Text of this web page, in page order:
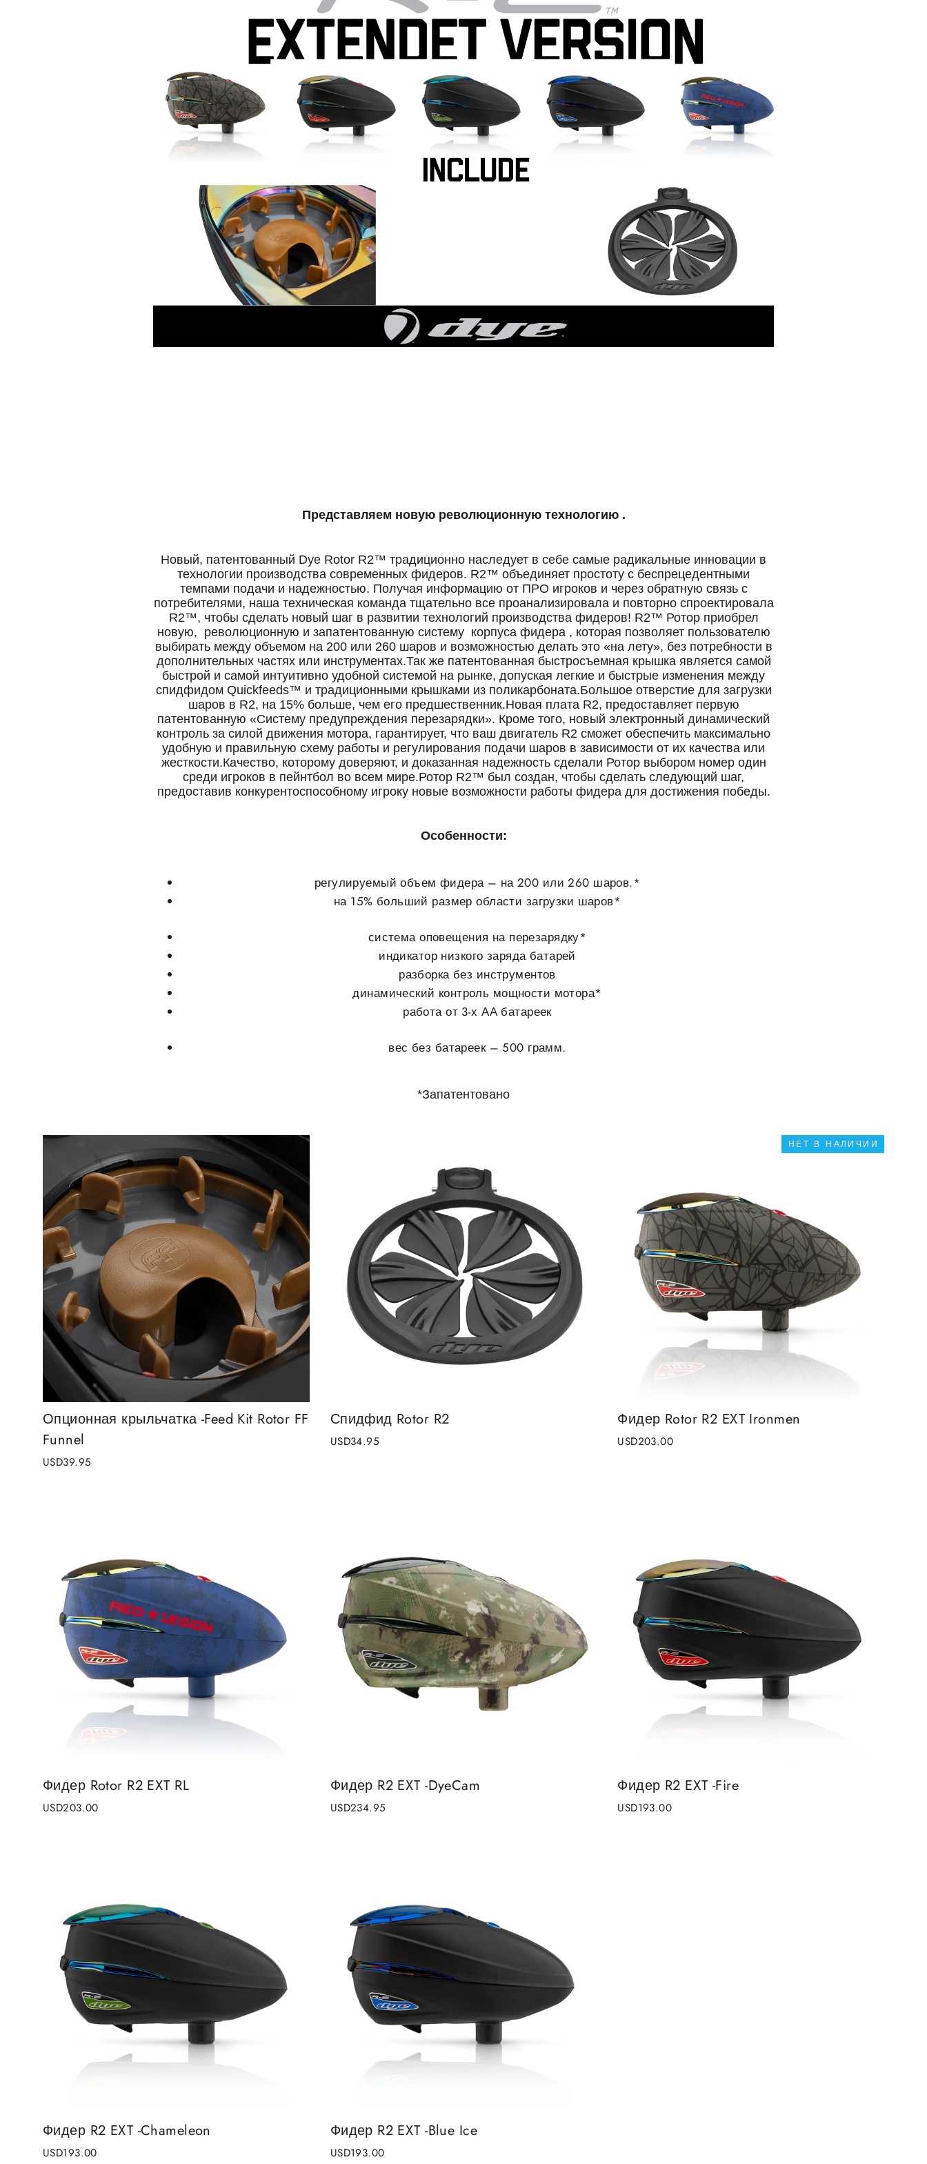
Представляем новую революционную технологию .
Новый, патентованный Dye Rotor R2™ традиционно наследует в себе самые радикальные инновации в
технологии производства современных фидеров. R2™ объединяет простоту с беспрецедентными
темпами подачи и надежностью. Получая информацию от ПРО игроков и через обратную связь с
потребителями, наша техническая команда тщательно все проанализировала и повторно спроектировала
R2™, чтобы сделать новый шаг в развитии технологий производства фидеров! R2™ Ротор приобрел
новую, революционную и запатентованную систему корпуса фидера , которая позволяет пользователю
выбирать между объемом на 200 или 260 шаров и возможностью делать это «на лету», без потребности в
дополнительных частях или инструментах.Так же патентованная быстросъемная крышка является самой
быстрой и самой интуитивно удобной системой на рынке, допуская легкие и быстрые изменения между
спидфидом Quickfeeds™ и традиционными крышками из поликарбоната.Большое отверстие для загрузки
шаров в R2, на 15% больше, чем его предшественник.Новая плата R2, предоставляет первую
патентованную «Систему предупреждения перезарядки». Кроме того, новый электронный динамический
контроль за силой движения мотора, гарантирует, что ваш двигатель R2 сможет обеспечить максимально
удобную и правильную схему работы и регулирования подачи шаров в зависимости от их качества или
жесткости.Качество, которому доверяют, и доказанная надежность сделали Ротор выбором номер один
среди игроков в пейнтбол во всем мире.Ротор R2™ был создан, чтобы сделать следующий шаг,
предоставив конкурентоспособному игроку новые возможности работы фидера для достижения победы.
Особенности:
регулируемый объем фидера – на 200 или 260 шаров.*
на 15% больший размер области загрузки шаров*
система оповещения на перезарядку*
индикатор низкого заряда батарей
разборка без инструментов
динамический контроль мощности мотора*
работа от 3-х АА батареек
вес без батареек – 500 грамм.
*Запатентовано
Опционная крыльчатка -Feed Kit Rotor FF
Funnel
USD39.95
Спидфид Rotor R2
USD34.95
НЕТ В НАЛИЧИИ
Фидер Rotor R2 EXT Ironmen
USD203.00
Фидер Rotor R2 EXT RL
USD203.00
Фидер R2 EXT -DyeCam
USD234.95
Фидер R2 EXT -Fire
USD193.00
Фидер R2 EXT -Chameleon
USD193.00
Фидер R2 EXT -Blue Ice
USD193.00